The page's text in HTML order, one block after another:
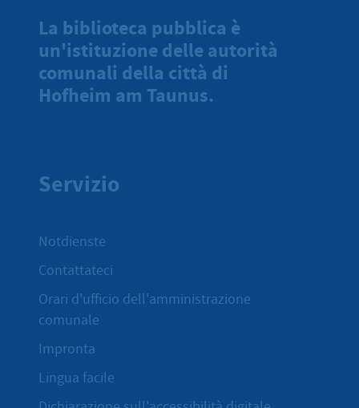
La biblioteca pubblica è
un'istituzione delle autorità
comunali della città di
Hofheim am Taunus.
Servizio
Notdienste
Contattateci
Orari d'ufficio dell'amministrazione
comunale
Impronta
Lingua facile